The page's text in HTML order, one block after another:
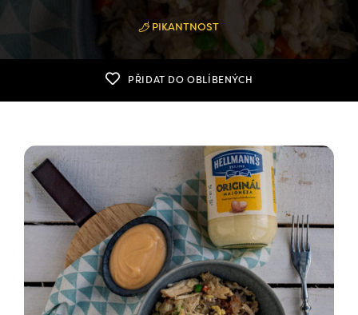
PIKANTNOST
PŘIDAT DO OBLÍBENÝCH